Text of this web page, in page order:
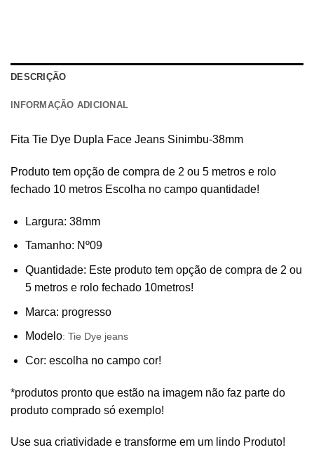
DESCRIÇÃO
INFORMAÇÃO ADICIONAL
Fita Tie Dye Dupla Face Jeans Sinimbu-38mm
Produto tem opção de compra de 2 ou 5 metros e rolo
fechado 10 metros Escolha no campo quantidade!
Largura: 38mm
Tamanho: Nº09
Quantidade: Este produto tem opção de compra de 2 ou
5 metros e rolo fechado 10metros!
Marca: progresso
Modelo: Tie Dye jeans
Cor: escolha no campo cor!
*produtos pronto que estão na imagem não faz parte do
produto comprado só exemplo!
Use sua criatividade e transforme em um lindo Produto!